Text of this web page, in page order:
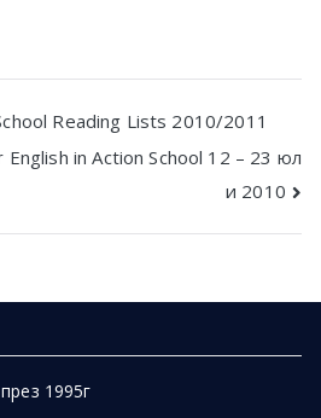
Reading Lists 2010/2011
in Action School 12 – 23 юл
и 2010
1995г